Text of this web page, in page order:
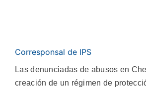
Corresponsal de IPS
Las denunciadas de abusos en
creación de un régimen de